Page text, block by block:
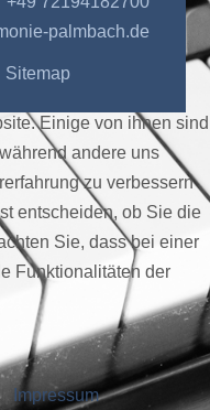
palmbach.de
Sitemap
Einige von ihnen sind
andere uns
zu verbessern
entscheiden, ob Sie die
Sie, dass bei einer
Funktionalitäten der
| Impressum